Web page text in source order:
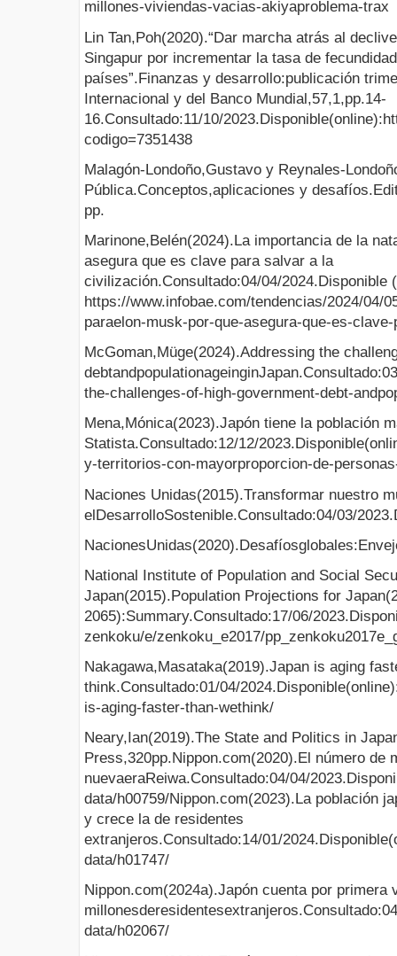
millones-viviendas-vacias-akiyaproblema-trax
Lin Tan,Poh(2020).“Dar marcha atrás al
Singapur por incrementar la tasa de
países”.Finanzas y desarrollo:publicación
Internacional y del Banco Mundial,57,1,pp.14-
16.Consultado:11/10/
codigo=7351438
Malagón-Londoño,Gustavo y Reynales-
Pública.Conceptos,aplicaciones y
pp.
Marinone,Belén(2024).La importancia de la
asegura que es clave para salvar a la
civilización.Consultado:04/04/2024.Disponible
https://www.infobae.com/tendencias/2024/04/
paraelon-musk-por-que-asegura-que-es-
McGoman,Müge(2024).Addressing the
the-challenges-of-high-government-debt-
Mena,Mónica(2023).Japón tiene la población
Statista.Consultado:12/12/
y-territorios-con-mayorproporcion-de-
Naciones Unidas(2015).Transformar nuestro
elDesarrolloSostenible.Consultado:04/03/
National Institute of Population and Social
Japan(2015).Population Projections for
2065):Summary.Consultado:17/06/
zenkoku/e/zenkoku_e2017/
Nakagawa,Masataka(2019).Japan is aging
think.Consultado:01/04/
is-aging-faster-than-wethink/
Neary,Ian(2019).The State and Politics in
Press,320pp.Nippon.com(2020).El número de
nuevaeraReiwa.Consultado:04/04/
data/h00759/Nippon.com(2023).La población
y crece la de residentes
extranjeros.Consultado:14/01/
data/h01747/
Nippon.com(2024a).Japón cuenta por primera
data/h02067/